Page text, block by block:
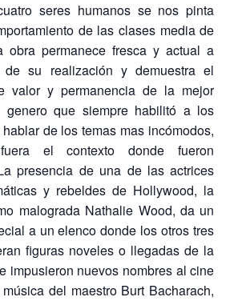
seres humanos se nos pinta
de las clases media de
obra permanece fresca y actual a
de su realización y demuestra el
valor y permanencia de la mejor
genero que siempre habilitó a los
de los temas mas incómodos,
el contexto donde fueron
presencia de una de las actrices
y rebeldes de Hollywood, la
malograda Nathalie Wood, da un
a un elenco donde los otros tres
figuras noveles o llegadas de la
impusieron nuevos nombres al cine
del maestro Burt Bacharach,